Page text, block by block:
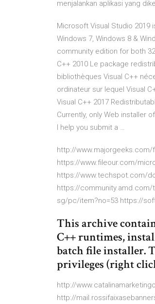
menjalankan aplikasi yang
Microsoft Visual Studio 2019
Windows 7, Windows 8 &
community edition for both
C++ 2010 Le package
bibliothèques Visual C++
ordinateur sur lequel Visual
Visual C++ 2017
Currently, only Web installer
I help you submit a …
http://www.majorgeeks.com/
https://www.fileour.com/
https://www.techspot.com/
https://
sg/pc/item?no=53 https://
This archive
C++ runtimes,
batch file installer.
privileges (right
http://
http://